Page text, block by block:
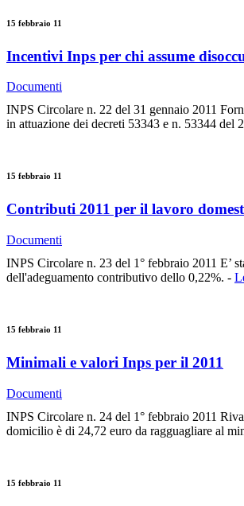
15 febbraio 11
Incentivi Inps per chi assume
Documenti
INPS Circolare n. 22 del 31 gennaio 2011
in attuazione dei decreti 53343 e n. 53344 del
15 febbraio 11
Contributi 2011 per il lavoro
Documenti
INPS Circolare n. 23 del 1° febbraio 2011 E’
dell'adeguamento contributivo dello 0,22%. -
15 febbraio 11
Minimali e valori Inps per il 2011
Documenti
INPS Circolare n. 24 del 1° febbraio 2011
domicilio è di 24,72 euro da ragguagliare al
15 febbraio 11